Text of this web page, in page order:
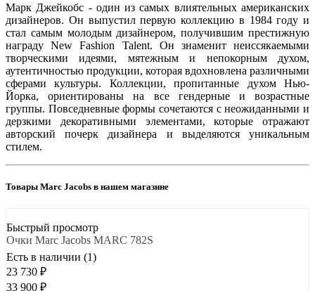
Марк Джейкобс - один из самых влиятельных американских
дизайнеров. Он выпустил первую коллекцию в 1984 году и
стал самым молодым дизайнером, получившим престижную
награду New Fashion Talent. Он знаменит неиссякаемыми
творческими идеями, мятежным и непокорным духом,
аутентичностью продукции, которая вдохновлена различными
сферами культуры. Коллекции, пропитанные духом Нью-
Йорка, ориентированы на все гендерные и возрастные
группы. Повседневные формы сочетаются с неожиданными и
дерзкими декоративными элементами, которые отражают
авторский почерк дизайнера и выделяются уникальным
стилем.
Товары Marc Jacobs в нашем магазине
Быстрый просмотр
Очки Marc Jacobs MARC 782S
Есть в наличии (1)
23 730 ₽
33 900 ₽